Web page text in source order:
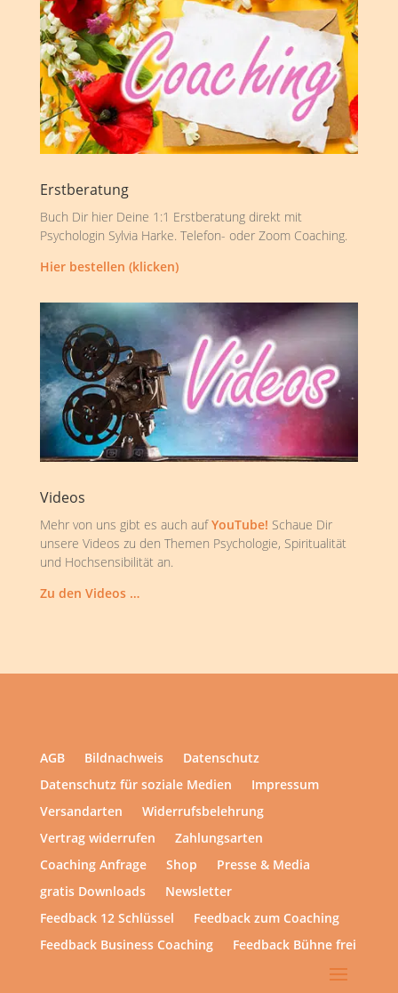
Erstberatung
Buch Dir hier Deine 1:1 Erstberatung direkt mit
Psychologin Sylvia Harke. Telefon- oder Zoom Coaching.
Hier bestellen (klicken)
Videos
Mehr von uns gibt es auch aufYouTube! Schaue Dir
unsere Videos zu den Themen Psychologie, Spiritualität
und Hochsensibilität an.
Zu den Videos …
AGB Bildnachweis
Datenschutz
Datenschutz für soziale Medien
Impressum
Versandarten
Widerrufsbelehrung
Vertrag widerrufen
Zahlungsarten
Coaching Anfrage
Shop
Presse & Media
gratis Downloads
Newsletter
Feedback 12 Schlüssel
Feedback zum Coaching
Feedback Business Coaching
Feedback Bühne frei